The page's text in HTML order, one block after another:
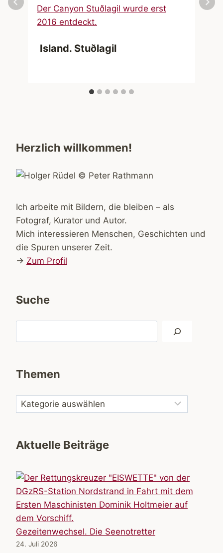
Island. Stuðlagil
Herzlich willkommen!
Ich arbeite mit Bildern, die bleiben – als
Fotograf, Kurator und Autor.
Mich interessieren Menschen, Geschichten und
die Spuren unserer Zeit.
→ Zum Profil
Suche
Themen
Aktuelle Beiträge
Gezeitenwechsel. Die Seenotretter
24. Juli 2026